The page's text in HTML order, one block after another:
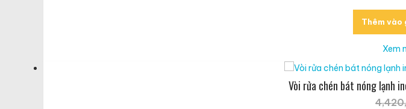
Thêm vào
Xem
Vòi rửa chén bát nóng lạnh